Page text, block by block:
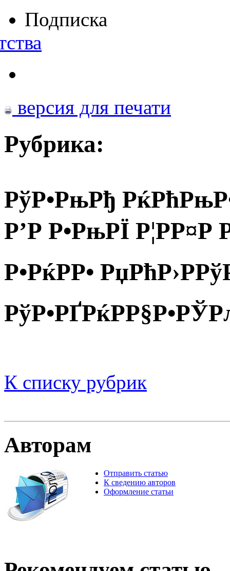
Подписка
версия для печати
Рубрика:
РўР•РњРђ
Р’Р Р•РњРЇ
Р•РќРР•
К списку рубрик
Авторам
Отправить статью
К сведению авторов
Оформление статьи